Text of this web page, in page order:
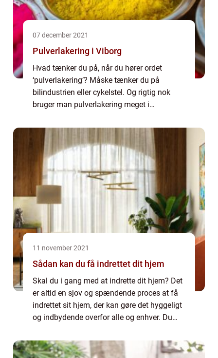
07 december 2021
Pulverlakering i Viborg
Hvad tænker du på, når du hører ordet
‘pulverlakering’? Måske tænker du på
bilindustrien eller cykelstel. Og rigtig nok
bruger man pulverlakering meget i
11 november 2021
Sådan kan du få indrettet dit hjem
Skal du i gang med at indrette dit hjem? Det
er altid en sjov og spændende proces at få
indrettet sit hjem, der kan gøre det hyggeligt
og indbydende overfor alle og enhver. Du
igennem både fra valg af møbler, inter...